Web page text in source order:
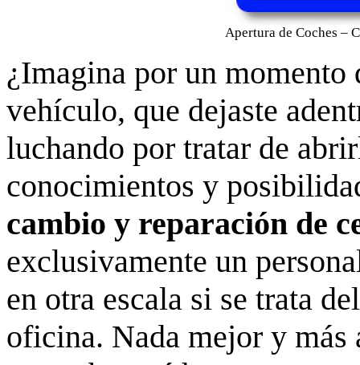
Apertura de Coches –
¿Imagina por un momento
vehículo, que dejaste
luchando por tratar de
conocimientos y
cambio y reparación de
exclusivamente un
en otra escala si se trata
oficina. Nada mejor y más